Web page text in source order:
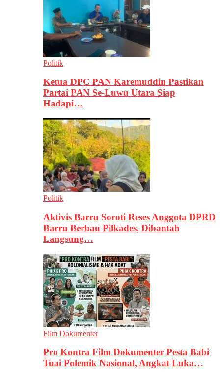
Politik
Ketua DPC PAN Karemuddin Pastikan
Partai PAN Se-Luwu Utara Siap
Hadapi…
Politik
Aktivis Barru Soroti Reses Anggota DPRD
Barru Berbau Pilkades, Dibantah
Langsung…
Film Dokumenter
Pro Kontra Film Dokumenter Pesta Babi
Tuai Polemik Nasional, Angkat Luka…